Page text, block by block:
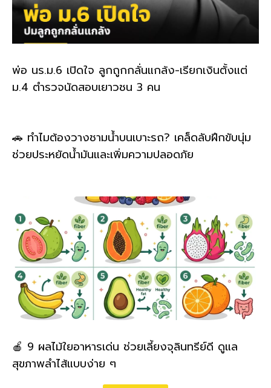
พ่อ นร.ม.6 เปิดใจ ลูกถูกกลั่นแกล้ง-เรียกเงินตั้งแต่
ม.4 ตำรวจนัดสอบเยาวชน 3 คน
🚗 ทำไมต้องวางชามน้ำบนเบาะรถ? เคล็ดลับฝึกขับนุ่ม
ช่วยประหยัดน้ำมันและเพิ่มความปลอดภัย
🍎 9 ผลไม้ใยอาหารเด่น ช่วยเลี้ยงจุลินทรีย์ดี ดูแล
สุขภาพลำไส้แบบง่าย ๆ